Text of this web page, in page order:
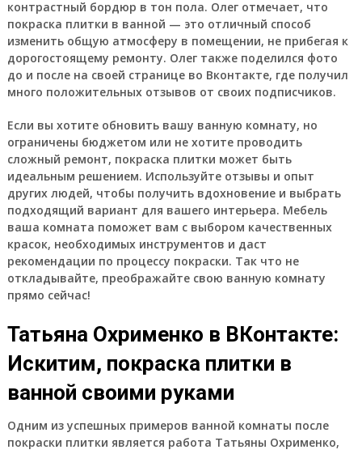
контрастный бордюр в тон пола. Олег отмечает, что
покраска плитки в ванной — это отличный способ
изменить общую атмосферу в помещении, не прибегая к
дорогостоящему ремонту. Олег также поделился фото
до и после на своей странице во Вконтакте, где получил
много положительных отзывов от своих подписчиков.
Если вы хотите обновить вашу ванную комнату, но
ограничены бюджетом или не хотите проводить
сложный ремонт, покраска плитки может быть
идеальным решением. Используйте отзывы и опыт
других людей, чтобы получить вдохновение и выбрать
подходящий вариант для вашего интерьера. Мебель
ваша комната поможет вам с выбором качественных
красок, необходимых инструментов и даст
рекомендации по процессу покраски. Так что не
откладывайте, преображайте свою ванную комнату
прямо сейчас!
Татьяна Охрименко в ВКонтакте:
Искитим, покраска плитки в
ванной своими руками
Одним из успешных примеров ванной комнаты после
покраски плитки является работа Татьяны Охрименко,